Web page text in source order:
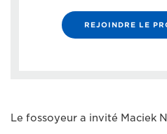
REJOINDRE LE
Le fossoyeur a invité Maciek